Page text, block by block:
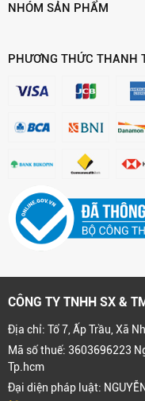
NHÓM SẢN PHẨM
PHƯƠNG THỨC THANH
CÔNG TY TNHH SX &
Địa chỉ: Tổ 7, Ấp Trầu, Xã
Mã số thuế: 3603696223
Tp.hcm
Đại diện pháp luật: